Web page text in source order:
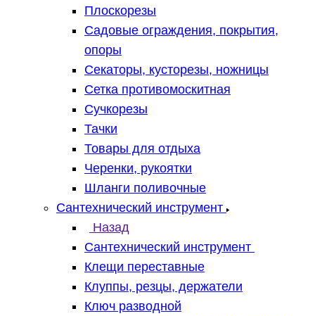
Плоскорезы
Садовые ограждения, покрытия,
опоры
Секаторы, кусторезы, ножницы
Сетка противомоскитная
Сучкорезы
Тачки
Товары для отдыха
Черенки, рукоятки
Шланги поливочные
Сантехнический инструмент
Назад
Сантехнический инструмент
Клещи переставные
Клуппы, резцы, держатели
Ключ разводной